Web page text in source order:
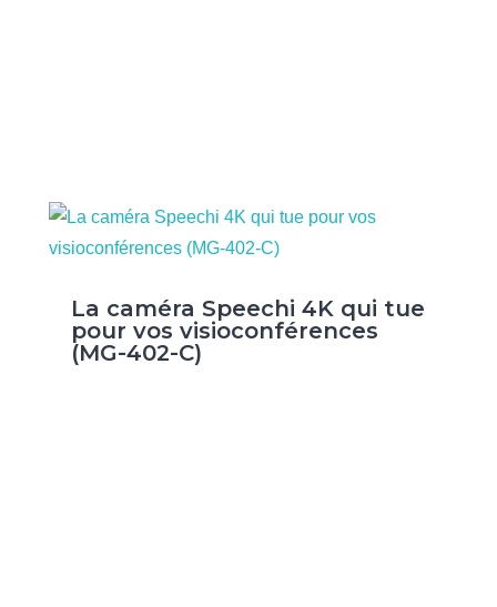
La caméra Speechi 4K qui tue
pour vos visioconférences
(MG-402-C)